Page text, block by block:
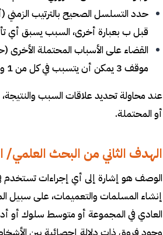
حدد التسلسل الصحيح بالترتيب
قبل ب بعبارة أخرى، السبب يسبق أي
موقف 3 يمكن أن يتسبب في كل من 1 و2 بطريقة تجعل أي علاقة بين 1 و2 يزول وجودها عندما يتم السيطرة على3.
عند محاولة تحديد علاقات السبب
أو المحتملة.
الهدف الثاني من البحث
الوصف هو إشارة إلى أي إجراءات
إنشاء المسلمات والتعميمات، على
العادي في المجموعة أو متوسط ​​سلوك أو